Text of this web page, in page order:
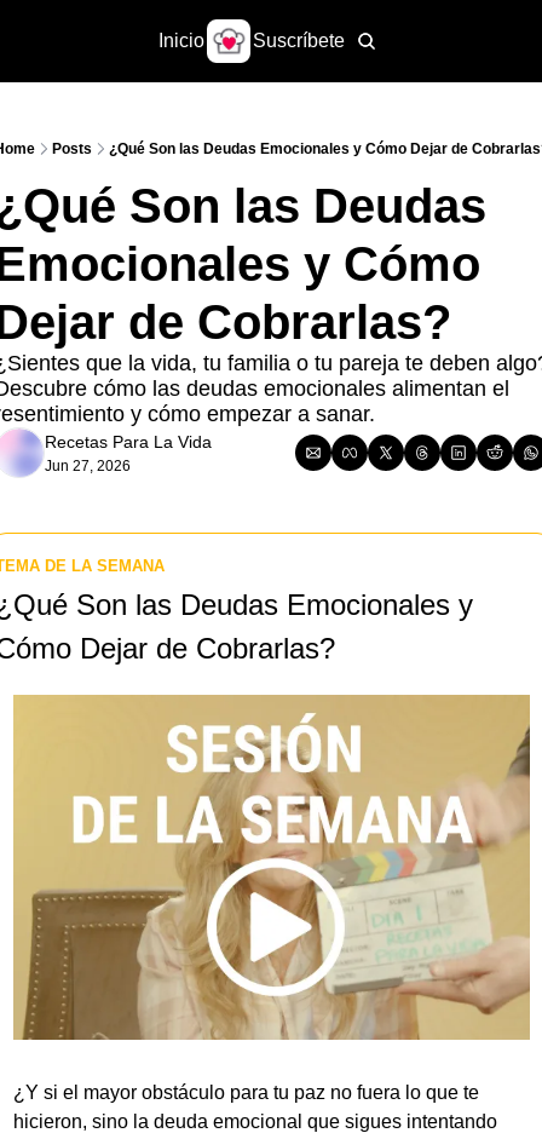
Inicio Suscríbete
Posts ¿Qué Son las Deudas Emocionales y Cómo Dejar de
Son las Deudas
y Cómo
de Cobrarlas?
que la vida, tu familia o tu pareja te deben
cómo las deudas emocionales alimentan el
y cómo empezar a sanar.
Recetas Para La Vida
Jun 27, 2026
DE LA SEMANA
Son las Deudas Emocionales y
Dejar de Cobrarlas?
¿Y si el mayor obstáculo para tu paz no fuera lo que te
hicieron, sino la deuda emocional que sigues intentando